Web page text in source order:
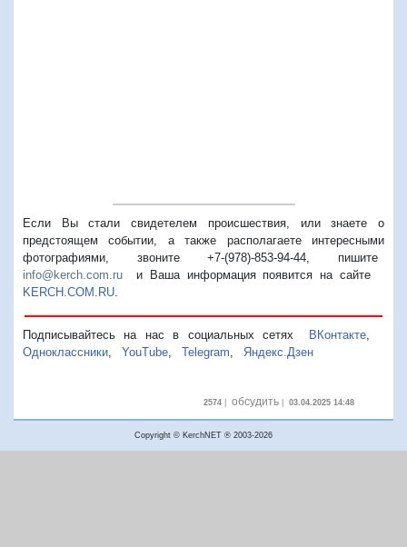
Если Вы стали свидетелем происшествия, или знаете о
предстоящем событии, а также располагаете интересными
фотографиями, звоните +7-(978)-853-94-44, пишите
info@kerch.com.ru и Ваша информация появится на сайте
KERCH.COM.RU
Подписывайтесь на нас в социальных сетях ВКонтакте,
Одноклассники
YouTube Telegram Яндекс.Дзен
2574| обсудить| 03.04.2025 14:48
Copyright © KerchNET ® 2003-2026